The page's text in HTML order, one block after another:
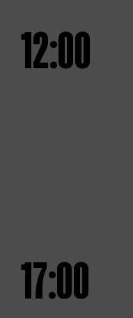
12:00
17:00